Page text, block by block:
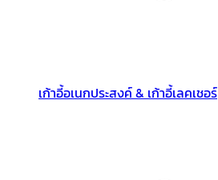
เก้าอี้อเนกประสงค์ & เก้าอี้เลคเชอร์